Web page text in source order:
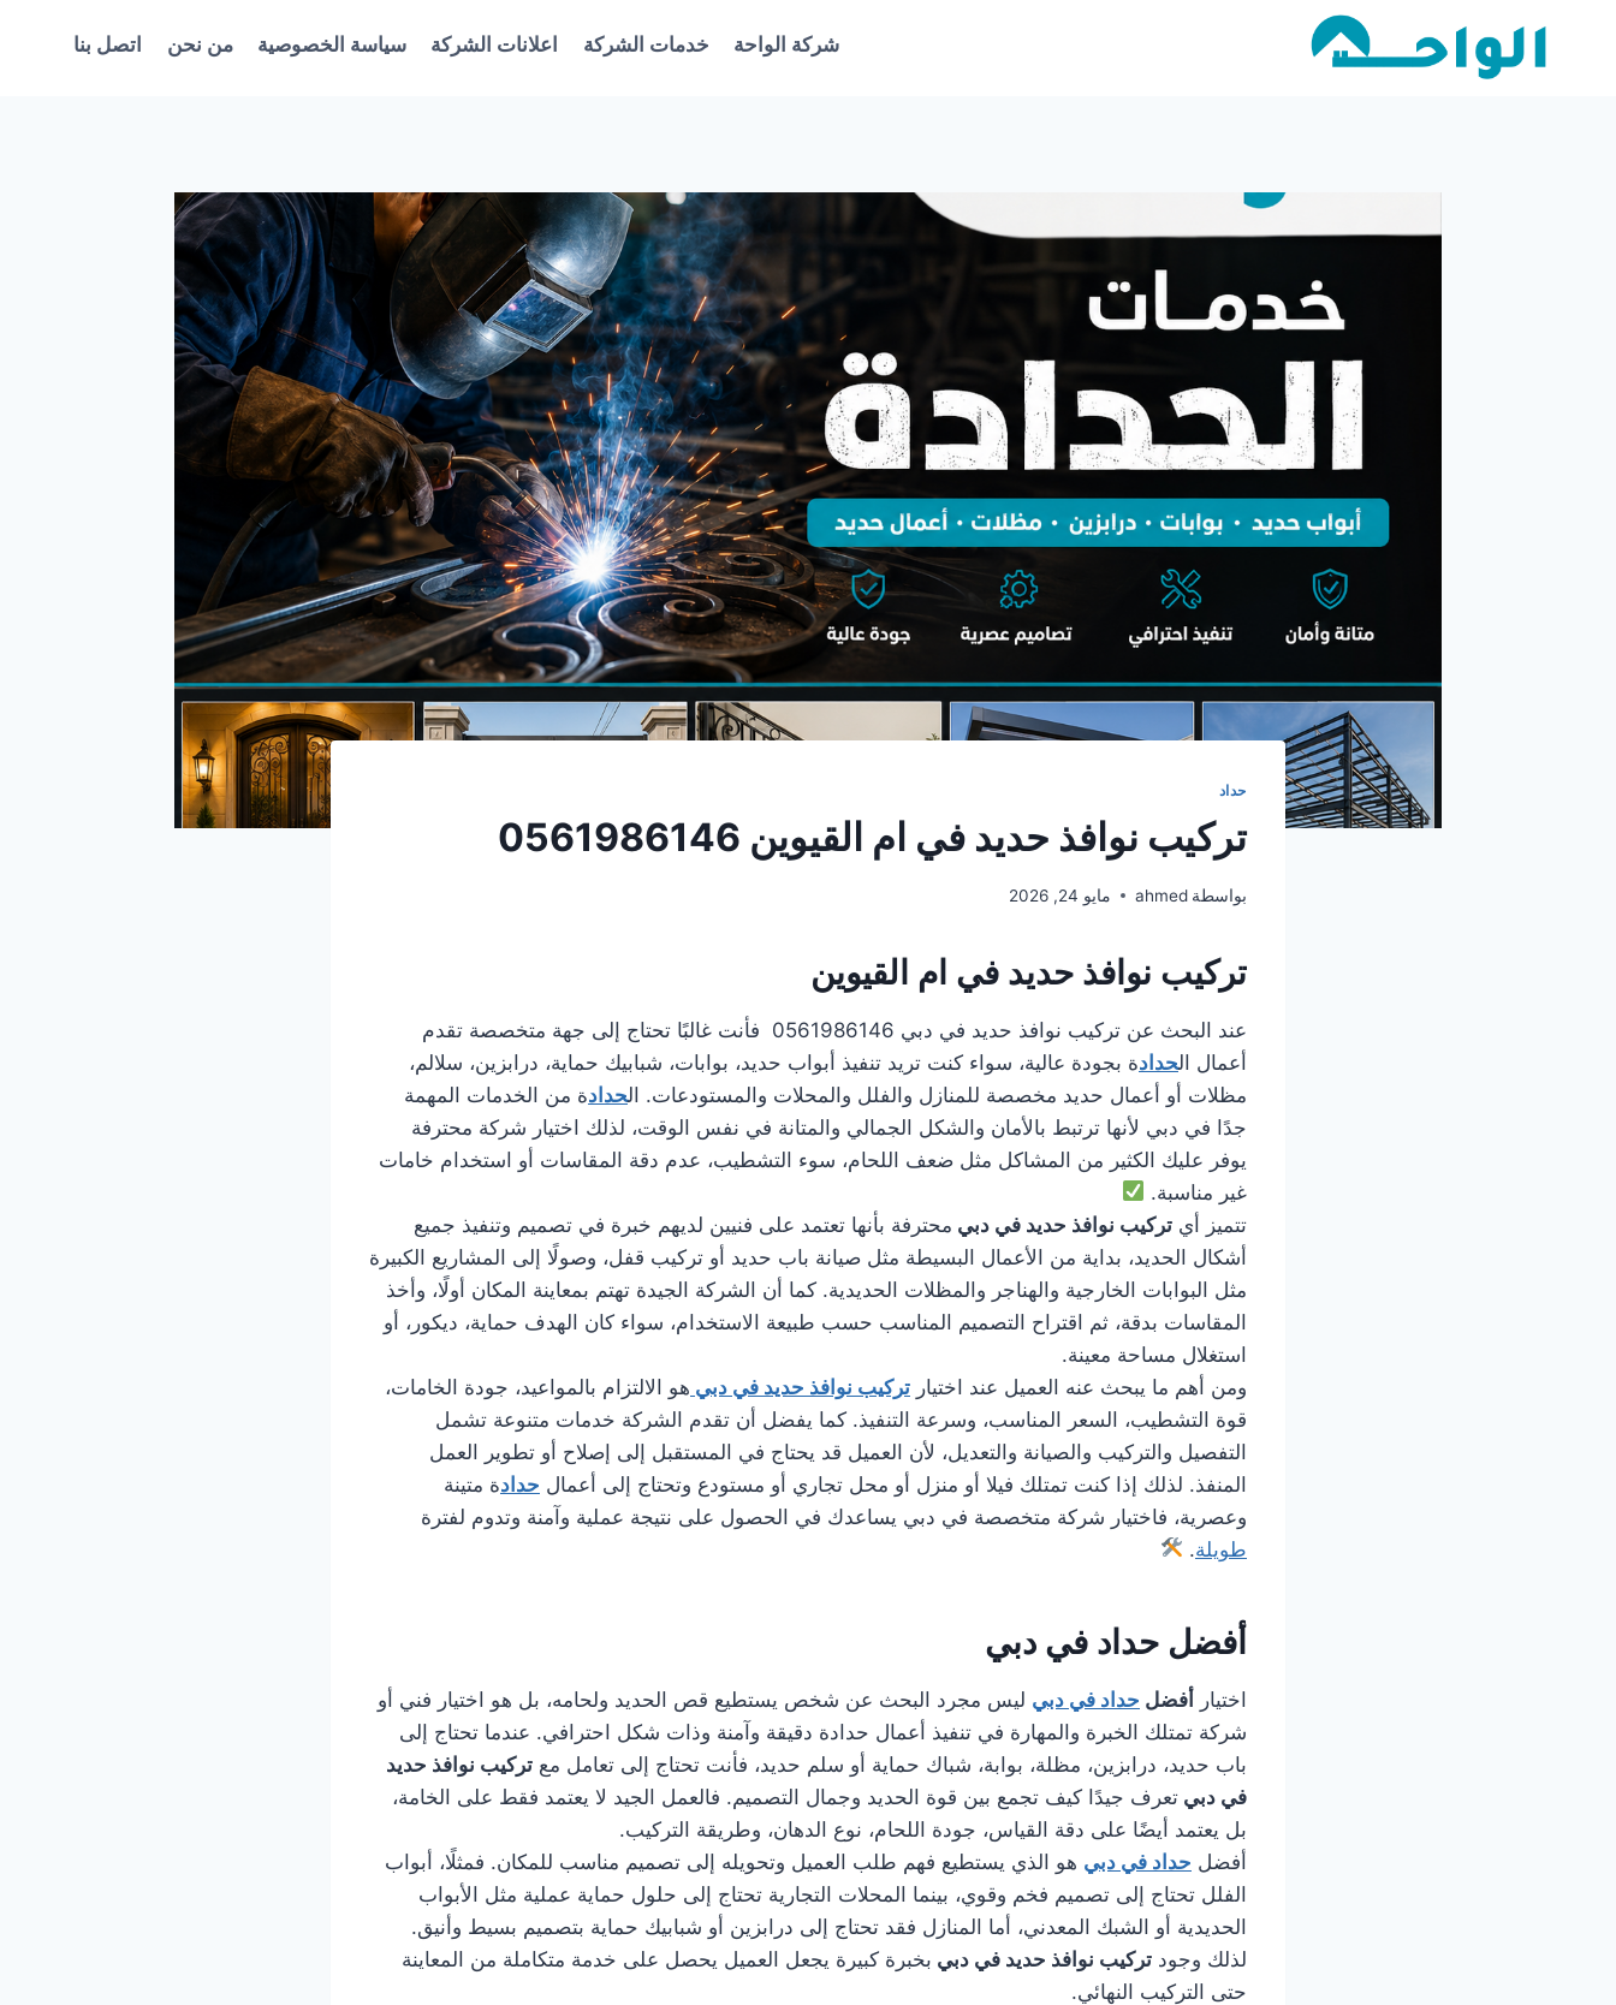
شركة الواحة خدمات الشركة اعلانات الشركة سياسة الخصوصية من نحن اتصل بنا
حداد
تركيب نوافذ حديد في ام القيوين 0561986146
بواسطة ahmed مايو 24, 2026
تركيب نوافذ حديد في ام القيوين
عند البحث عن تركيب نوافذ حديد في دبي 0561986146 فأنت غالبًا تحتاج إلى جهة متخصصة تقدم
أعمال الحدادة بجودة عالية، سواء كنت تريد تنفيذ أبواب حديد، بوابات، شبابيك حماية، درابزين، سلالم،
مظلات أو أعمال حديد مخصصة للمنازل والفلل والمحلات والمستودعات. الحدادة من الخدمات المهمة
جدًا في دبي لأنها ترتبط بالأمان والشكل الجمالي والمتانة في نفس الوقت، لذلك اختيار شركة محترفة
يوفر عليك الكثير من المشاكل مثل ضعف اللحام، سوء التشطيب، عدم دقة المقاسات أو استخدام خامات
غير مناسبة.
تتميز أي تركيب نوافذ حديد في دبي محترفة بأنها تعتمد على فنيين لديهم خبرة في تصميم وتنفيذ جميع
أشكال الحديد، بداية من الأعمال البسيطة مثل صيانة باب حديد أو تركيب قفل، وصولًا إلى المشاريع الكبيرة
مثل البوابات الخارجية والهناجر والمظلات الحديدية. كما أن الشركة الجيدة تهتم بمعاينة المكان أولًا، وأخذ
المقاسات بدقة، ثم اقتراح التصميم المناسب حسب طبيعة الاستخدام، سواء كان الهدف حماية، ديكور، أو
استغلال مساحة معينة.
ومن أهم ما يبحث عنه العميل عند اختيار تركيب نوافذ حديد في دبي هو الالتزام بالمواعيد، جودة الخامات،
قوة التشطيب، السعر المناسب، وسرعة التنفيذ. كما يفضل أن تقدم الشركة خدمات متنوعة تشمل
التفصيل والتركيب والصيانة والتعديل، لأن العميل قد يحتاج في المستقبل إلى إصلاح أو تطوير العمل
المنفذ. لذلك إذا كنت تمتلك فيلا أو منزل أو محل تجاري أو مستودع وتحتاج إلى أعمال حدادة متينة
وعصرية، فاختيار شركة متخصصة في دبي يساعدك في الحصول على نتيجة عملية وآمنة وتدوم لفترة
طويلة.
أفضل حداد في دبي
اختيار أفضل حداد في دبي ليس مجرد البحث عن شخص يستطيع قص الحديد ولحامه، بل هو اختيار فني أو
شركة تمتلك الخبرة والمهارة في تنفيذ أعمال حدادة دقيقة وآمنة وذات شكل احترافي. عندما تحتاج إلى
باب حديد، درابزين، مظلة، بوابة، شباك حماية أو سلم حديد، فأنت تحتاج إلى تعامل مع تركيب نوافذ حديد
في دبي تعرف جيدًا كيف تجمع بين قوة الحديد وجمال التصميم. فالعمل الجيد لا يعتمد فقط على الخامة،
بل يعتمد أيضًا على دقة القياس، جودة اللحام، نوع الدهان، وطريقة التركيب.
أفضل حداد في دبي هو الذي يستطيع فهم طلب العميل وتحويله إلى تصميم مناسب للمكان. فمثلًا، أبواب
الفلل تحتاج إلى تصميم فخم وقوي، بينما المحلات التجارية تحتاج إلى حلول حماية عملية مثل الأبواب
الحديدية أو الشبك المعدني، أما المنازل فقد تحتاج إلى درابزين أو شبابيك حماية بتصميم بسيط وأنيق.
لذلك وجود تركيب نوافذ حديد في دبي بخبرة كبيرة يجعل العميل يحصل على خدمة متكاملة من المعاينة
حتى التركيب النهائي.